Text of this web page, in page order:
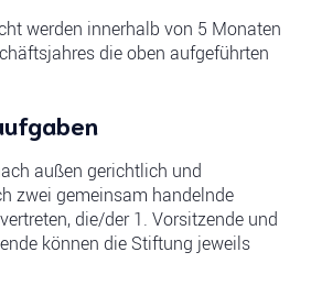
werden innerhalb von 5 Monaten
die oben aufgeführten
außen gerichtlich und
zwei gemeinsam handelnde
die/der 1. Vorsitzende und
können die Stiftung jeweils